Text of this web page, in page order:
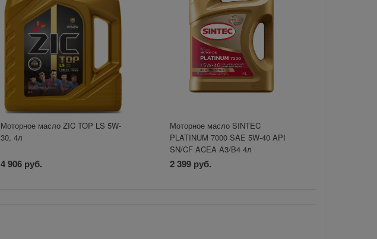
Моторное масло ZIC TOP LS 5W-
30, 4л
4 906 руб.
Моторное масло SINTEC
PLATINUM 7000 SAE 5W-40 API
SN/CF ACEA A3/B4 4л
2 399 руб.